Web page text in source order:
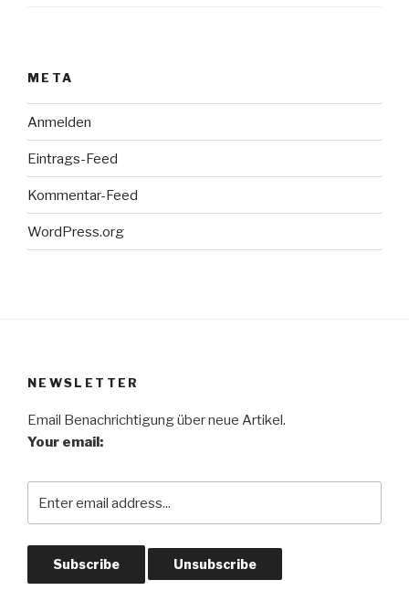
META
Anmelden
Eintrags-Feed
Kommentar-Feed
WordPress.org
NEWSLETTER
Email Benachrichtigung über neue Artikel.
Your email: